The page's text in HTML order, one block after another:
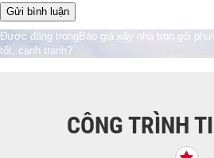
Điều
hướng
Được đăng trong Báo giá xây nhà trọn gói
tốt, cạnh tranh?
CÔNG TRÌNH